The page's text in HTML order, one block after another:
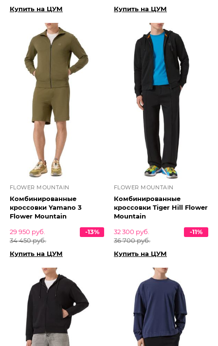
Купить на ЦУМ Купить на ЦУМ
FLOWER MOUNTAIN
Комбинированные
кроссовки Yamano 3
Flower Mountain
29 950 руб.
34 450 руб.
-13%
Купить на ЦУМ
FLOWER MOUNTAIN
Комбинированные
кроссовки Tiger Hill Flower
Mountain
32 300 руб.
36 700 руб.
-11%
Купить на ЦУМ